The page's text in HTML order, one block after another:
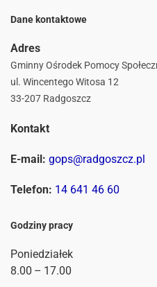
Dane kontaktowe
Adres
Gminny Ośrodek Pomocy
ul. Wincentego Witosa 12
33-207 Radgoszcz
Kontakt
E-mail: gops@radgoszcz.pl
Telefon: 14 641 46 60
Godziny pracy
Poniedziałek
8.00 – 17.00